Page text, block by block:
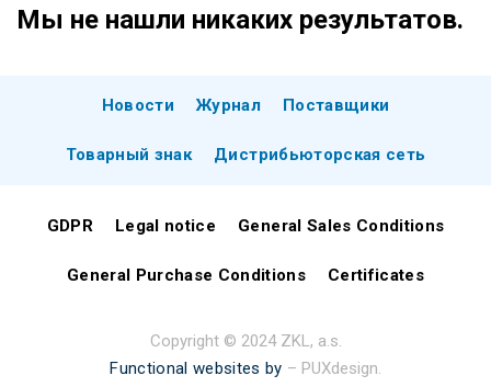
Мы не нашли никаких результатов.
Новости Журнал Поставщики
Товарный знак Дистрибьюторская сеть
GDPR Legal notice General Sales Conditions
General Purchase Conditions Certificates
Copyright © 2024 ZKL, a.s.
Functional websites by – PUXdesign.